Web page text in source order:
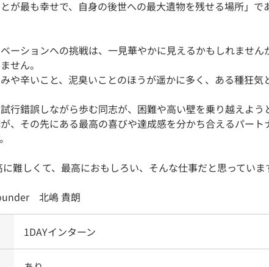
とが最も幸せで、自身の後世への最大遺物を残せる場所」で
ーションへの挑戦は、一見華やかに見えるかもしれません
せん。
や辛いこと、泥臭いことのほうが遥かに多く、ある種狂気
行錯誤しながら歩む同志が、困難や高い壁を乗り越えよう
、その先にある最高の喜びや達成感を分かち合えるパート
難しくて、最高におもしろい、そんな仕事だと思っていま
北嶋 貴朗
1DAYインターン